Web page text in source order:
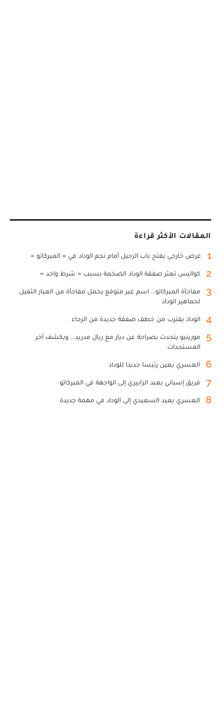
المقالات الأكثر قراءة
1 عرض خارجي يفتح باب الرحيل أمام نجم الوداد في « الميركاتو »
2 كواليس تعثر صفقة الوداد الضخمة بسبب « شرط واحد »
3
مفاجأة الميركاتو... اسم غير متوقع يحمل مفاجأة من العيار الثقيل
لجماهير الوداد
4 الوداد يقترب من خطف صفقة جديدة من الرجاء
5
مورينيو يتحدث بصراحة عن دياز مع ريال مدريد... ويكشف آخر
المستجدات
6 العسري يعين رئيسا جديدا للوداد
7 فريق إسباني يعيد الزابيري إلى الواجهة في الميركاتو
8 العسري يعيد السعيدي إلى الوداد في مهمة جديدة